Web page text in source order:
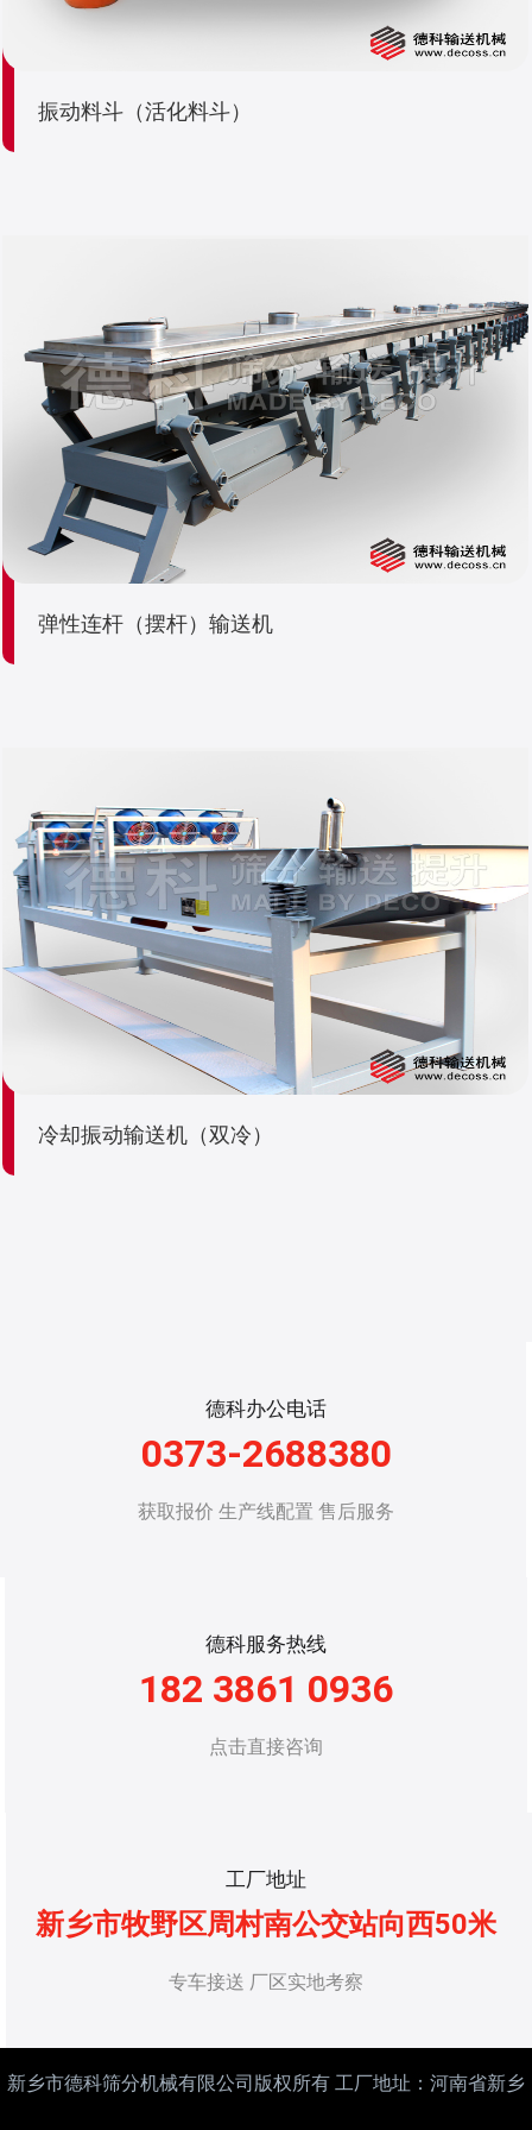
振动料斗（活化料斗）
弹性连杆（摆杆）输送机
冷却振动输送机（双冷）
德科办公电话
0373-2688380
获取报价 生产线配置 售后服务
德科服务热线
182 3861 0936
点击直接咨询
工厂地址
新乡市牧野区周村南公交站向西50米
专车接送 厂区实地考察
新乡市德科筛分机械有限公司版权所有 工厂地址：河南省新乡